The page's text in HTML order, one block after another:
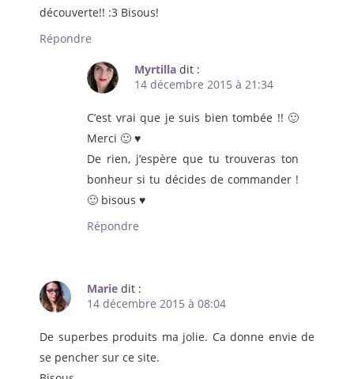
découverte!! :3 Bisous!
Répondre
Myrtilla dit :
14 décembre 2015 à 21:34
C’est vrai que je suis bien tombée !! 🙂
Merci 🙂 ♥
De rien, j’espère que tu trouveras ton
bonheur si tu décides de commander !
🙂 bisous ♥
Répondre
Marie dit :
14 décembre 2015 à 08:04
De superbes produits ma jolie. Ca donne envie de
se pencher sur ce site.